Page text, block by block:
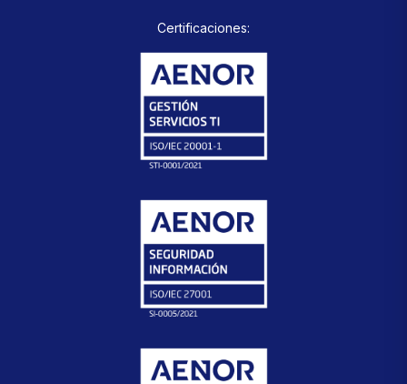
Certificaciones: